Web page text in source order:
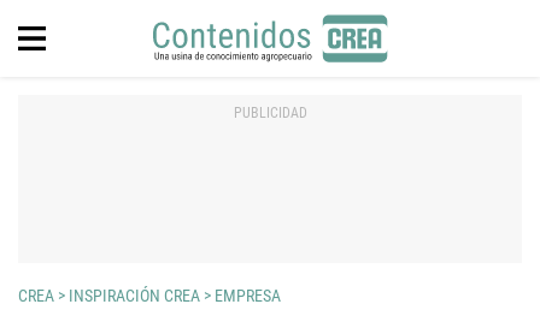
CREA > INSPIRACIÓN CREA > EMPRESA